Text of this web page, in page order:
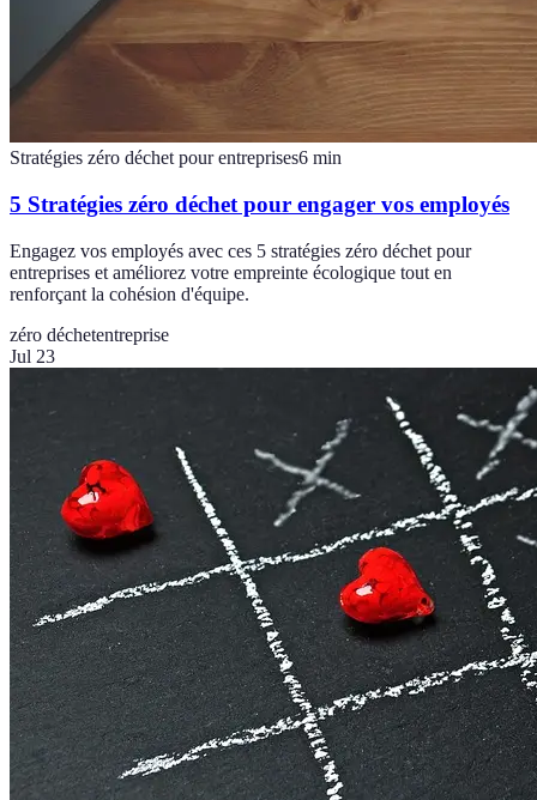
Stratégies zéro déchet pour entreprises6 min
5 Stratégies zéro déchet pour engager vos employés
Engagez vos employés avec ces 5 stratégies zéro déchet pour
entreprises et améliorez votre empreinte écologique tout en
renforçant la cohésion d'équipe.
zéro déchetentreprise
Jul 23